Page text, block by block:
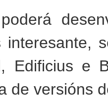
interesante,
Edificius e
de versións